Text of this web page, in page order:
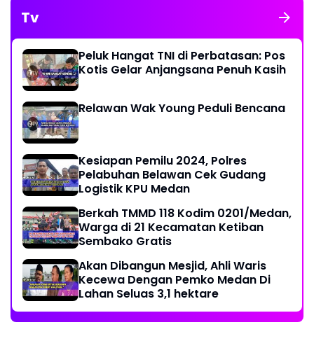
Tv
Peluk Hangat TNI di Perbatasan: Pos
Kotis Gelar Anjangsana Penuh Kasih
Relawan Wak Young Peduli Bencana
Kesiapan Pemilu 2024, Polres
Pelabuhan Belawan Cek Gudang
Logistik KPU Medan
Berkah TMMD 118 Kodim 0201/Medan,
Warga di 21 Kecamatan Ketiban
Sembako Gratis
Akan Dibangun Mesjid, Ahli Waris
Kecewa Dengan Pemko Medan Di
Lahan Seluas 3,1 hektare